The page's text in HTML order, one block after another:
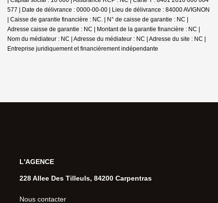
577 | Date de délivrance : 0000-00-00 | Lieu de délivrance : 84000 AVIGNON
| Caisse de garantie financière : NC. | N° de caisse de garantie : NC |
Adresse caisse de garantie : NC | Montant de la garantie financière : NC |
Nom du médiateur : NC | Adresse du médiateur : NC | Adresse du site : NC |
Entreprise juridiquement et financièrement indépendante
L'AGENCE
228 Allee Des Tilleuls, 84200 Carpentras
Nous contacter